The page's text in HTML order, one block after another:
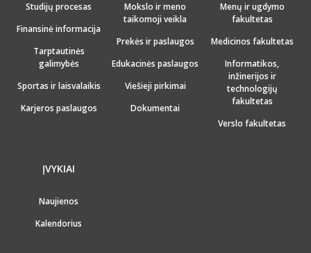
Studijų procesas
Finansinė informacija
Tarptautinės
galimybės
Sportas ir laisvalaikis
Karjeros paslaugos
Mokslo ir meno
taikomoji veikla
Prekės ir paslaugos
Edukacinės paslaugos
Viešieji pirkimai
Dokumentai
Menų ir ugdymo
fakultetas
Medicinos fakultetas
Informatikos,
inžinerijos ir
technologijų
fakultetas
Verslo fakultetas
ĮVYKIAI
Naujienos
Kalendorius